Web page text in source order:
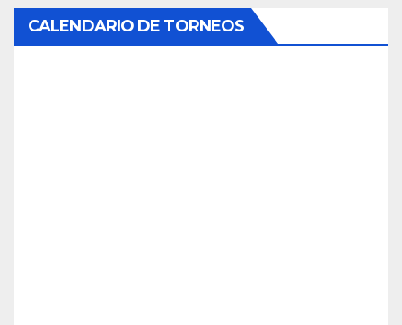
CALENDARIO DE TORNEOS